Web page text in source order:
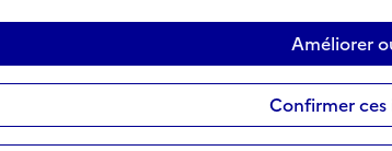
Améliorer
Confirmer